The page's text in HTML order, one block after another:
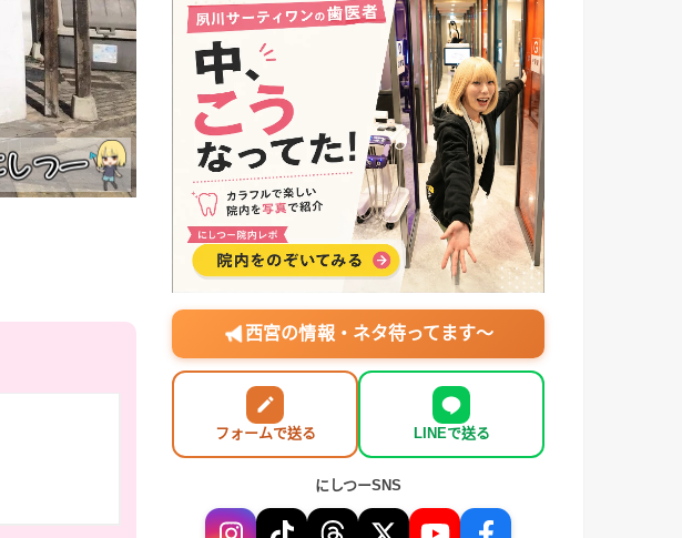
西宮の情報・ネタ待ってます〜
フォームで送る LINEで送る
にしつーSNS